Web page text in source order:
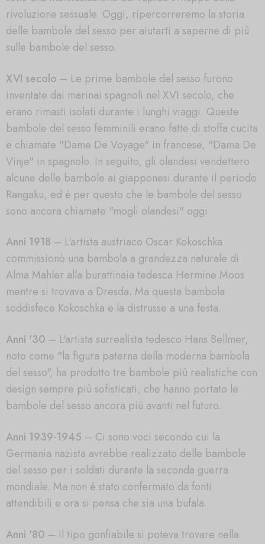
rivoluzione sessuale. Oggi, ripercorreremo la storia
delle bambole del sesso per aiutarti a saperne di più
sulle bambole del sesso.
XVI secolo – Le prime bambole del sesso furono
inventate dai marinai spagnoli nel XVI secolo, che
erano rimasti isolati durante i lunghi viaggi. Queste
bambole del sesso femminili erano fatte di stoffa cucita
e chiamate "Dame De Voyage" in francese, "Dama De
Vinje" in spagnolo. In seguito, gli olandesi vendettero
alcune delle bambole ai giapponesi durante il periodo
Rangaku, ed è per questo che le bambole del sesso
sono ancora chiamate "mogli olandesi" oggi.
Anni 1918 – L'artista austriaco Oscar Kokoschka
commissionò una bambola a grandezza naturale di
Alma Mahler alla burattinaia tedesca Hermine Moos
mentre si trovava a Dresda. Ma questa bambola
soddisfece Kokoschka e la distrusse a una festa.
Anni '30 – L'artista surrealista tedesco Hans Bellmer,
noto come "la figura paterna della moderna bambola
del sesso", ha prodotto tre bambole più realistiche con
design sempre più sofisticati, che hanno portato le
bambole del sesso ancora più avanti nel futuro.
Anni 1939-1945 – Ci sono voci secondo cui la
Germania nazista avrebbe realizzato delle bambole
del sesso per i soldati durante la seconda guerra
mondiale. Ma non è stato confermato da fonti
attendibili e ora si pensa che sia una bufala.
Anni '80 – Il tipo gonfiabile si poteva trovare nella